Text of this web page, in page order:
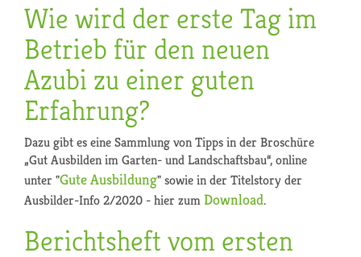
Wie wird der erste Tag im
Betrieb für den neuen
Azubi zu einer guten
Erfahrung?
Dazu gibt es eine Sammlung von Tipps in der Broschüre
„Gut Ausbilden im Garten- und Landschaftsbau“, online
unter "Gute Ausbildung" sowie in der Titelstory der
Ausbilder-Info 2/2020 - hier zumDownload.
Berichtsheft vom ersten